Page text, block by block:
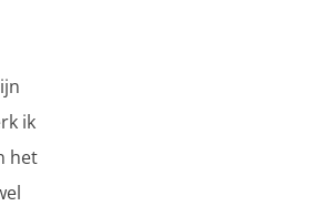
ik
het